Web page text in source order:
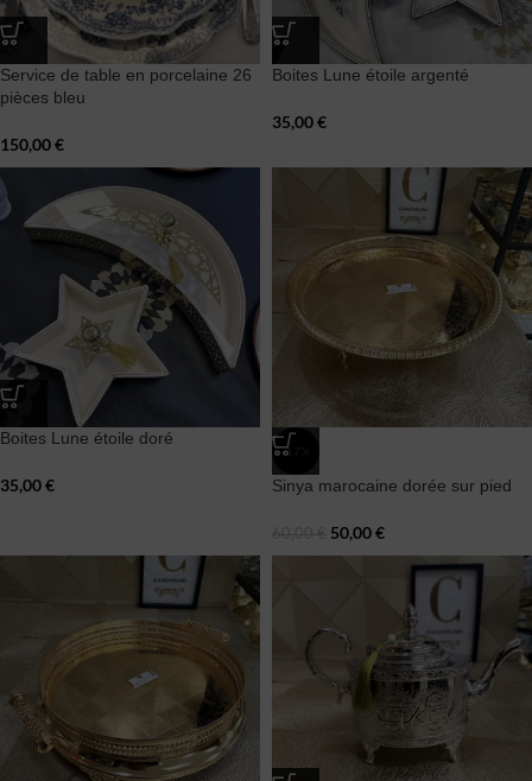
Service de table en porcelaine 26
pièces bleu
150,00€
Boites Lune étoile argenté
35,00€
Boites Lune étoile doré
35,00€
-17%
Sinya marocaine dorée sur pied
50,00€